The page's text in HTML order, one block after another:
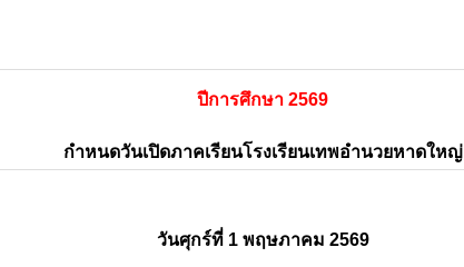
ปีการศึกษา 2569
กำหนดวันเปิดภาคเรียนโรงเรียนเทพอำนวยหาดใหญ่
วันศุกร์ที่ 1 พฤษภาคม 2569